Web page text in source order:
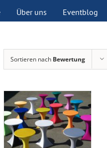
Über uns Eventblog
Sortieren nach Bewertung